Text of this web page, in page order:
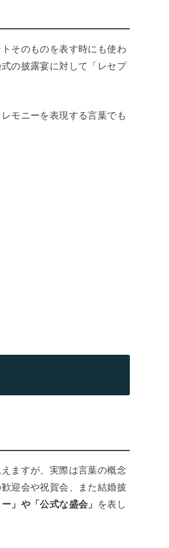
そのものを表す時にも使わ
の披露宴に対して「レセプ
モニーを表現する言葉でも
ますが、実際は言葉の概念
迎会や祝賀会、また結婚披
」や「公式な盛会」
を表し